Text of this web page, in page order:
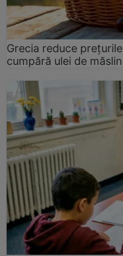
Grecia reduce
cumpără ulei de